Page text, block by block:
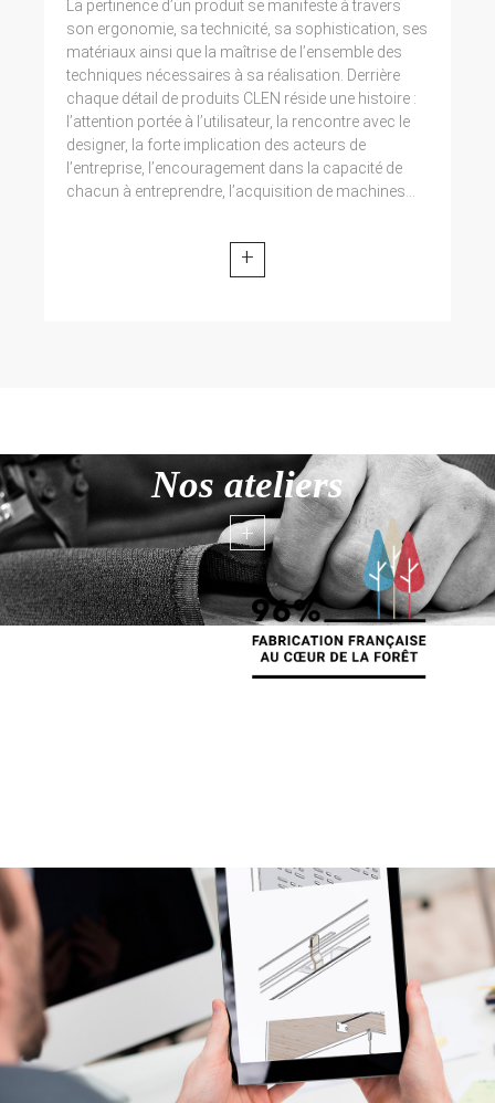
La pertinence d’un produit se manifeste à travers
son ergonomie, sa technicité, sa sophistication, ses
matériaux ainsi que la maîtrise de l’ensemble des
techniques nécessaires à sa réalisation. Derrière
chaque détail de produits CLEN réside une histoire :
l’attention portée à l’utilisateur, la rencontre avec le
designer, la forte implication des acteurs de
l’entreprise, l’encouragement dans la capacité de
chacun à entreprendre, l’acquisition de machines...
+
Nos ateliers
+